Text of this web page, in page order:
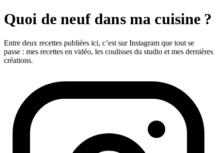
Quoi de neuf dans ma cuisine ?
Entre deux recettes publiées ici, c’est sur Instagram que tout se
passe : mes recettes en vidéo, les coulisses du studio et mes dernières
créations.